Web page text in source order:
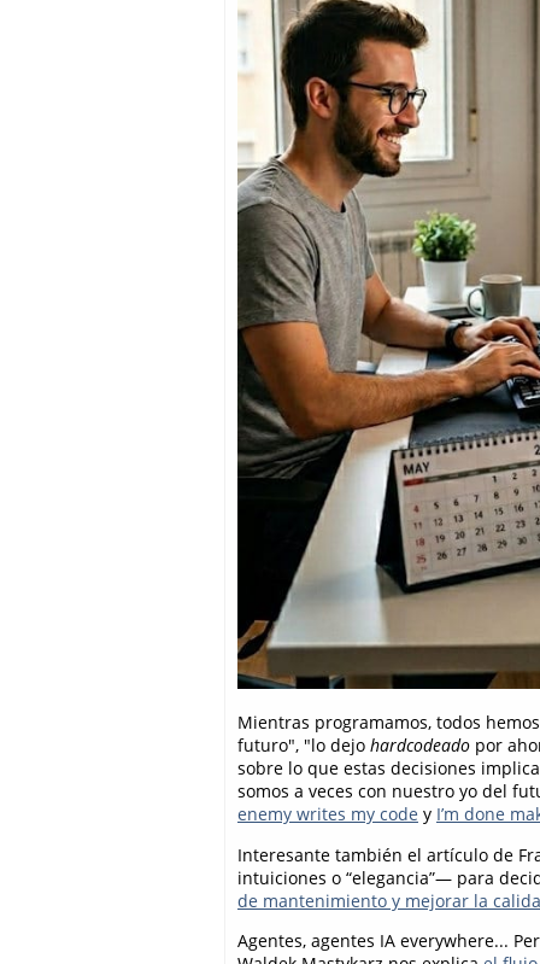
Mientras programamos, todos
futuro", "lo dejo hardcodeado por
sobre lo que estas decisiones
somos a veces con nuestro yo del
enemy writes my code y I’m done
Interesante también el artículo de
intuiciones o “elegancia”— para
de mantenimiento y mejorar la
Agentes, agentes IA everywhere...